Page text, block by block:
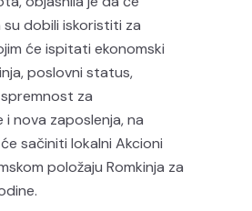
dobili iskoristiti za
će ispitati ekonomski
poslovni status,
za
i nova zaposlenja, na
sačiniti lokalni Akcioni
položaju Romkinja za